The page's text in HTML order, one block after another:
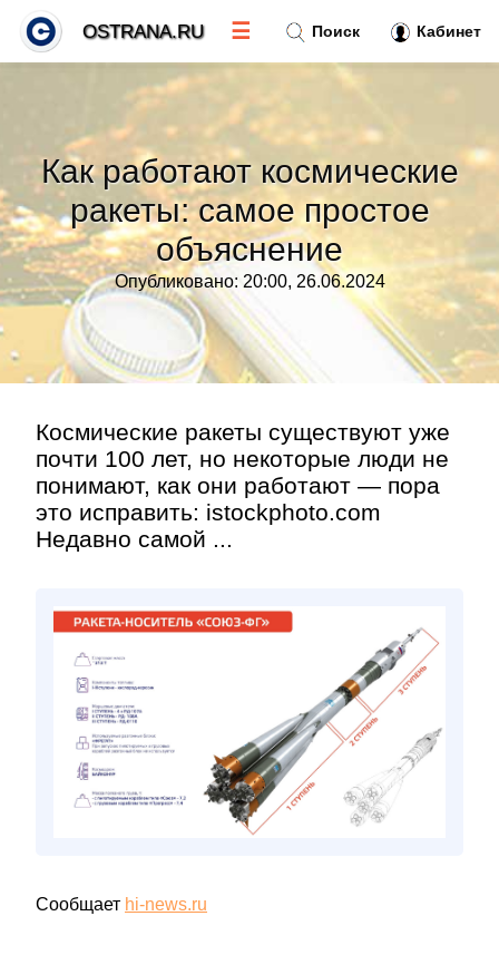
Как работают космические
ракеты: самое простое
объяснение
Опубликовано: 20:00, 26.06.2024
Космические ракеты существуют уже
почти 100 лет, но некоторые люди не
понимают, как они работают — пора
это исправить: istockphoto.com
Недавно самой ...
Сообщает hi-news.ru
Поиск Кабинет
OSTRANA.RU ☰
Тренды новостей»
Рубрики»
Правила
Контакт»